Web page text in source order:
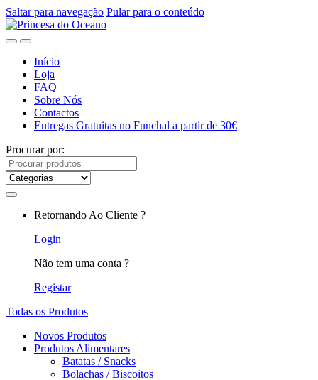
Saltar para navegação Pular para o conteúdo
Início
Loja
FAQ
Sobre Nós
Contactos
Entregas Gratuitas no Funchal a partir de 30€
Procurar por:
Retornando Ao Cliente ?
Login
Não tem uma conta ?
Registar
Todas os Produtos
Novos Produtos
Produtos Alimentares
Batatas / Snacks
Bolachas / Biscoitos